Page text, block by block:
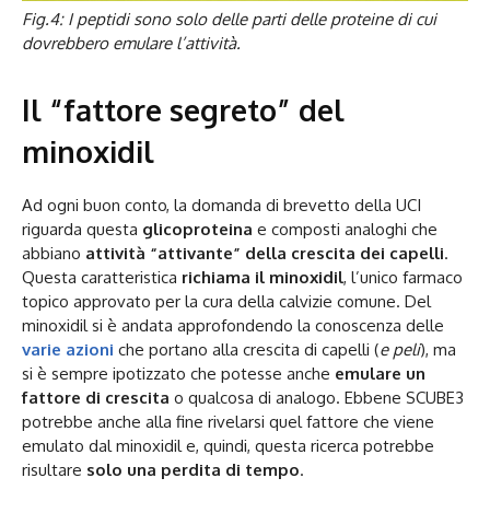
Fig.4: I peptidi sono solo delle parti delle proteine di cui
dovrebbero emulare l’attività.
Il “fattore segreto” del
minoxidil
Ad ogni buon conto, la domanda di brevetto della UCI
riguarda questa glicoproteina e composti analoghi che
abbiano attività “attivante” della crescita dei capelli.
Questa caratteristica richiama il minoxidil, l’unico farmaco
topico approvato per la cura della calvizie comune. Del
minoxidil si è andata approfondendo la conoscenza delle
varie azioni che portano alla crescita di capelli (e peli), ma
si è sempre ipotizzato che potesse anche emulare un
fattore di crescita o qualcosa di analogo. Ebbene SCUBE3
potrebbe anche alla fine rivelarsi quel fattore che viene
emulato dal minoxidil e, quindi, questa ricerca potrebbe
risultare solo una perdita di tempo.